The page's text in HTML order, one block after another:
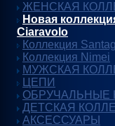
ЖЕНСКАЯ
Новая
Ciaravolo
Коллекция
Коллекция Nimei
МУЖСКАЯ
ЦЕПИ
ОБРУЧАЛЬНЫЕ
ДЕТСКАЯ
АКСЕССУАРЫ